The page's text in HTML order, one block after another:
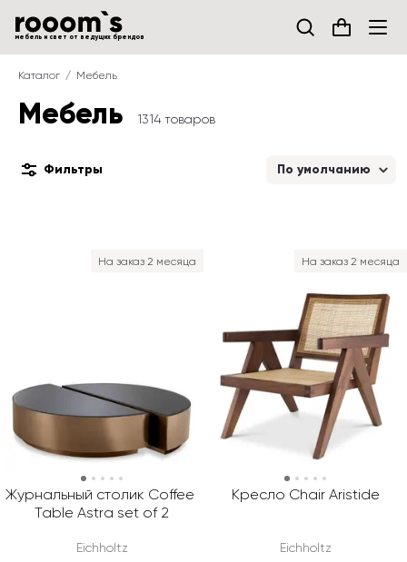
мебель и свет от ведущих брендов
Каталог Мебель
Мебель 1314 товаров
Фильтры По умолчанию
Журнальный столик Coffee
Table Astra set of 2
Eichholtz
На заказ 2 месяца
Кресло Chair Aristide
Eichholtz
На заказ 2 месяца